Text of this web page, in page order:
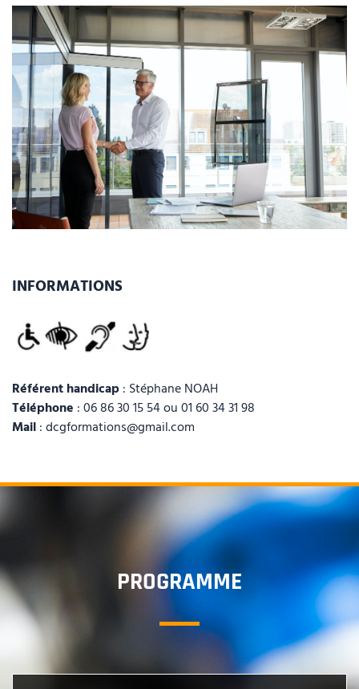
INFORMATIONS
Référent handicap: Stéphane NOAH
Téléphone : 06 86 30 15 54 ou 01 60 34 31 98
Mail: dcgformations@gmail.com
PROGRAMME